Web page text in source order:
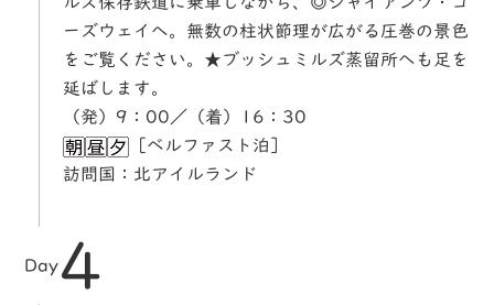
ーズウェイへ。無数の柱状節理が広がる圧巻の景色
をご覧ください。★ブッシュミルズ蒸留所へも足を
延ばします。
（発）9：00／（着）16：30
［ベルファスト泊］
訪問国：北アイルランド
Day4